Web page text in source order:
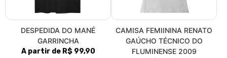
DESPEDIDA DO MANÉ
GARRINCHA
A partir de R$ 99,90
CAMISA FEMIININA RENATO
GAÚCHO TÉCNICO DO
FLUMINENSE 2009